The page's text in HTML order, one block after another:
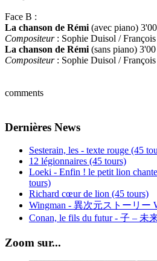
Face B :
La chanson de Rémi (avec piano) 3'00
Compositeur: Sophie Duisol / François
La chanson de Rémi (sans piano) 3'00
Compositeur: Sophie Duisol / François
comments
Dernières News
Sesterain, les - texte rouge (45
12 légionnaires (45 tours)
Loeki - Enfin ! le petit lion
tours)
Richard cœur de lion (45 tours)
Wingman - 異次元ストーリー
Conan, le fils du futur - 子 – 未
Zoom sur...